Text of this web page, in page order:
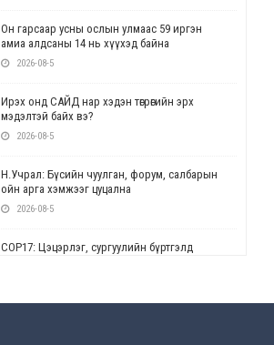
Он гарсаар усны ослын улмаас 59 иргэн
амиа алдсаны 14 нь хүүхэд байна
2026-08-5
Ирэх онд САЙД нар хэдэн төгрөгийн эрх
мэдэлтэй байх вэ?
2026-08-5
Н.Учрал: Бүсийн чуулган, форум, салбарын
ойн арга хэмжээг цуцална
2026-08-5
СОР17: Цэцэрлэг, сургуулийн бүртгэлд